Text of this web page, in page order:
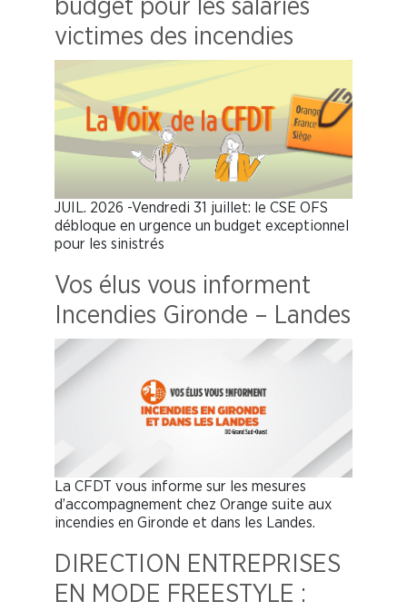
budget pour les salariés
victimes des incendies
JUIL. 2026 -Vendredi 31 juillet: le CSE OFS
débloque en urgence un budget exceptionnel
pour les sinistrés
Vos élus vous informent
Incendies Gironde – Landes
La CFDT vous informe sur les mesures
d’accompagnement chez Orange suite aux
incendies en Gironde et dans les Landes.
DIRECTION ENTREPRISES
EN MODE FREESTYLE :